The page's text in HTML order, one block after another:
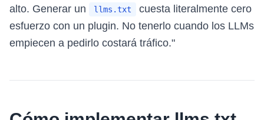
alto. Generar un
llms.txt
cuesta literalmente cero
esfuerzo con un plugin. No tenerlo cuando los LLMs
empiecen a pedirlo costará tráfico."